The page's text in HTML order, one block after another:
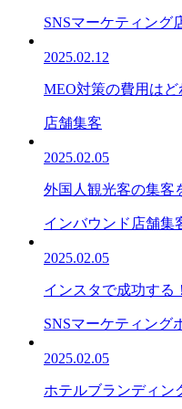
SNSマーケティング
2025.02.12
MEO対策の費用は
店舗集客
2025.02.05
外国人観光客の集客
インバウンド 店舗集
2025.02.05
インスタで成功する
SNSマーケティング
2025.02.05
ホテルブランディン